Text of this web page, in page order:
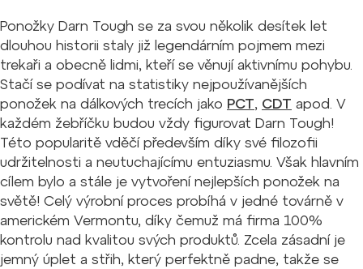
Ponožky Darn Tough se za svou několik desítek let
dlouhou historii staly již legendárním pojmem mezi
trekaři a obecně lidmi, kteří se věnují aktivnímu pohybu.
Stačí se podívat na statistiky nejpoužívanějších
ponožek na dálkových trecích jako PCT, CDT apod. V
každém žebříčku budou vždy figurovat Darn Tough!
Této popularitě vděčí především díky své filozofii
udržitelnosti a neutuchajícímu entuziasmu. Však hlavním
cílem bylo a stále je vytvoření nejlepších ponožek na
světě! Celý výrobní proces probíhá v jedné továrně v
americkém Vermontu, díky čemuž má firma 100%
kontrolu nad kvalitou svých produktů. Zcela zásadní je
jemný úplet a střih, který perfektně padne, takže se